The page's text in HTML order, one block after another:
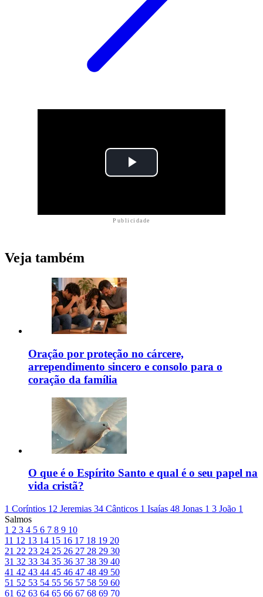
Publicidade
Veja também
Oração por proteção no cárcere,
arrependimento sincero e consolo para o
coração da família
O que é o Espírito Santo e qual é o seu papel na
vida cristã?
1 Coríntios 12 Jeremias 34 Cânticos 1 Isaías 48 Jonas 1 3 João 1
Salmos
1 2 3 4 5 6 7 8 9 10
11 12 13 14 15 16 17 18 19 20
21 22 23 24 25 26 27 28 29 30
31 32 33 34 35 36 37 38 39 40
41 42 43 44 45 46 47 48 49 50
51 52 53 54 55 56 57 58 59 60
61 62 63 64 65 66 67 68 69 70